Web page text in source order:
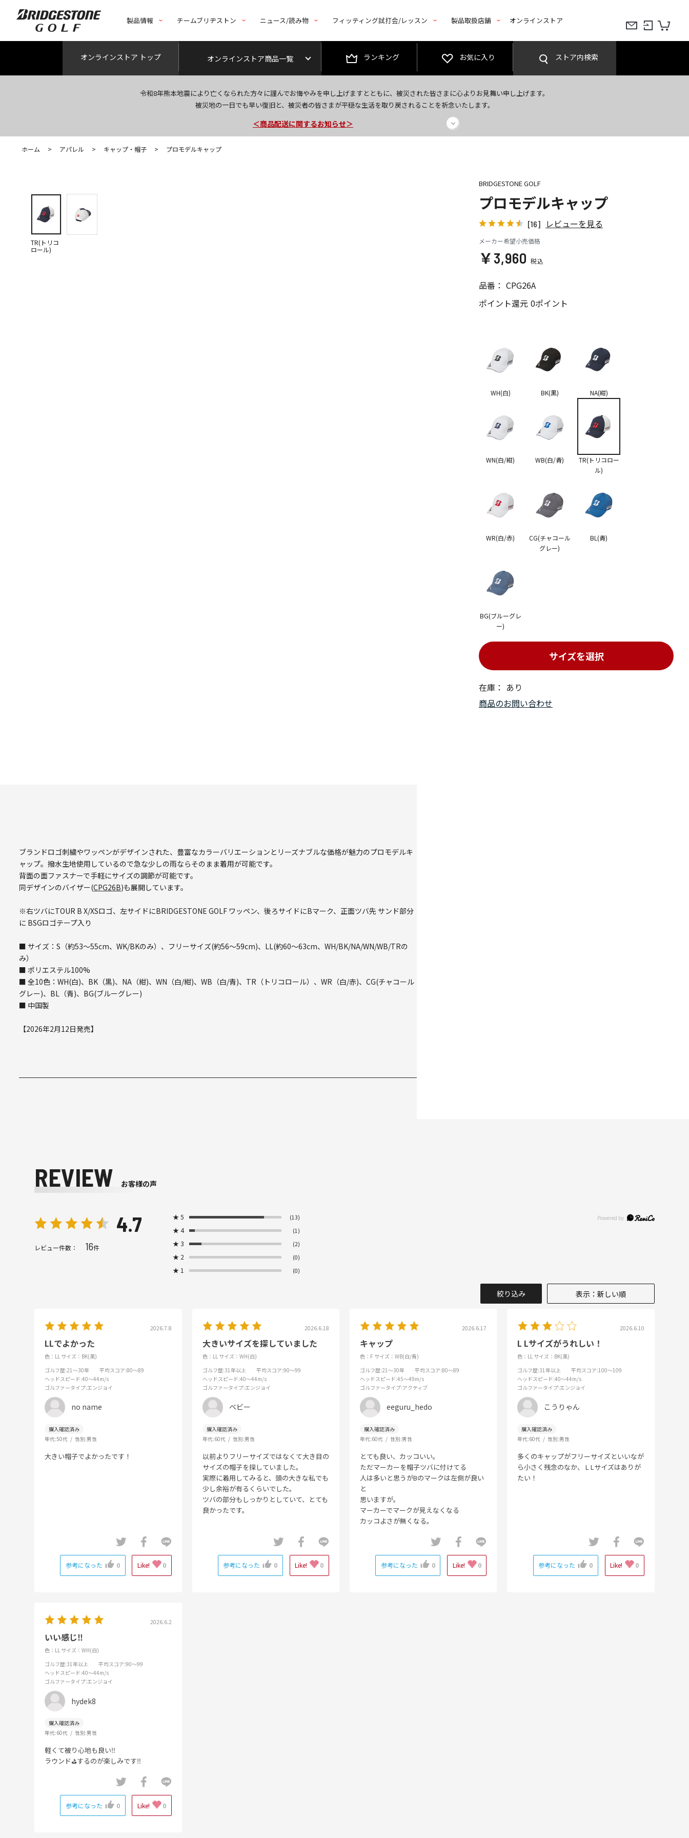
製品情報 チームブリヂストン ニュース/読み物 フィッティング試打会/レッスン 製品取扱店舗 オンラインストア
オンラインストア トップ オンラインストア商品一覧 ランキング お気に入り ストア内検索
令和8年熊本地震により亡くなられた方々に謹んでお悔やみを申し上げますとともに、被災された皆さまに心よりお見舞い申し上げます。
被災地の一日でも早い復旧と、被災者の皆さまが平穏な生活を取り戻されることを祈念いたします。
今なら新規会員登録で1,000円OFFクーポンプレゼント！
＜商品配送に関するお知らせ＞
＜夏季休暇中のご注文・発送・お問い合わせ＞
ホーム > アパレル > キャップ・帽子 > プロモデルキャップ
TR(トリコ
ロール)
BRIDGESTONE GOLF
プロモデルキャップ
[16] レビューを見る
メーカー希望小売価格
￥3,960
品番： CPG26A
ポイント還元 0ポイント
在庫： あり
サイズを選択
WH(白) BK(黒) NA(紺)
WN(白/紺) WB(白/青)
TR(トリコロー
ル)
WR(白/赤)
CG(チャコール
グレー)
BL(青)
BG(ブルーグレ
ー)
商品のお問い合わせ
ブランドロゴ刺繍やワッペンがデザインされた、豊富なカラーバリエーションとリーズナブルな価格が魅力のプロモデルキ
ャップ。撥水生地使用しているので急な少しの雨ならそのまま着用が可能です。
背面の面ファスナーで手軽にサイズの調節が可能です。
同デザインのバイザー(CPG26B)も展開しています。
※右ツバにTOUR B X/XSロゴ、左サイドにBRIDGESTONE GOLF ワッペン、後ろサイドにBマーク、正面ツバ先 サンド部分
に BSGロゴテープ入り
■ サイズ：S（約53～55cm、WK/BKのみ）、フリーサイズ(約56～59cm)、LL(約60～63cm、WH/BK/NA/WN/WB/TRの
み）
■ ポリエステル100%
■ 全10色：WH(白)、BK（黒)、NA（紺)、WN（白/紺)、WB（白/青)、TR（トリコロール）、WR（白/赤)、CG(チャコール
グレー)、BL（青)、BG(ブルーグレー)
■ 中国製
【2026年2月12日発売】
REVIEW お客様の声
4.7
レビュー件数： 16件
★5 (13)
★4 (1)
★3 (2)
★ 2 (0)
★ 1 (0)
絞り込み 表示：新しい順
2026.7.8
LLでよかった
色：LL サイズ：BK(黒)
ゴルフ歴:21～30年 平均スコア:80～89
ヘッドスピード:40～44m/s
ゴルファータイプ:エンジョイ
no name
年代:50代 性別:男性
大きい帽子でよかったです！
参考になった 0 Like! 0
2026.6.18
大きいサイズを探していました
色：LL サイズ：WH(白)
ゴルフ歴:31年以上 平均スコア:90～99
ヘッドスピード:40～44m/s
ゴルファータイプ:エンジョイ
ベビー
年代:60代 性別:男性
以前よりフリーサイズではなくて大き目の
サイズの帽子を探していました。
実際に着用してみると、頭の大きな私でも
少し余裕が有るくらいでした。
ツバの部分もしっかりとしていて、とても
良かったです。
参考になった 0 Like! 0
2026.6.17
キャップ
色：F サイズ：WB(白/青)
ゴルフ歴:21～30年 平均スコア:80～89
ヘッドスピード:45～49m/s
ゴルファータイプ:アクティブ
eeguru_hedo
年代:60代 性別:男性
とても良い、カッコいい。
ただマーカーを帽子ツバに付けてる
人は多いと思うがBのマークは左側が良い
と
思いますが。
マーカーでマークが見えなくなる
カッコよさが無くなる。
参考になった 0 Like! 0
2026.6.10
L Lサイズがうれしい！
色：LL サイズ：BK(黒)
ゴルフ歴:31年以上 平均スコア:100～109
ヘッドスピード:40～44m/s
ゴルファータイプ:エンジョイ
こうりゃん
年代:60代 性別:男性
多くのキャップがフリーサイズといいなが
ら小さく残念のなか、 L Lサイズはありが
たい！
参考になった 0 Like! 0
2026.6.2
いい感じ‼️
色：LL サイズ：WH(白)
ゴルフ歴:31年以上 平均スコア:90～99
ヘッドスピード:40～44m/s
ゴルファータイプ:エンジョイ
hydek8
年代:60代 性別:男性
軽くて被り心地も良い‼️
ラウンド⛳️するのが楽しみです‼️
参考になった 0 Like! 0